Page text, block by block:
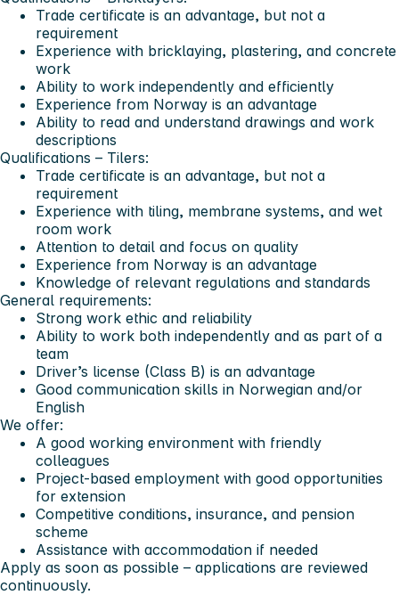
Trade certificate is an advantage, but not a
requirement
Experience with bricklaying, plastering, and concrete
work
Ability to work independently and efficiently
Experience from Norway is an advantage
Ability to read and understand drawings and work
descriptions
Qualifications – Tilers:
Trade certificate is an advantage, but not a
requirement
Experience with tiling, membrane systems, and wet
room work
Attention to detail and focus on quality
Experience from Norway is an advantage
Knowledge of relevant regulations and standards
General requirements:
Strong work ethic and reliability
Ability to work both independently and as part of a
team
Driver’s license (Class B) is an advantage
Good communication skills in Norwegian and/or
English
We offer:
A good working environment with friendly
colleagues
Project-based employment with good opportunities
for extension
Competitive conditions, insurance, and pension
scheme
Assistance with accommodation if needed
Apply as soon as possible – applications are reviewed
continuously.